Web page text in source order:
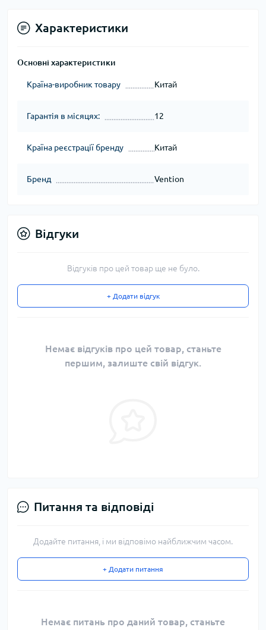
Характеристики
Основні характеристики
Країна-виробник товару Китай
Гарантія в місяцях: 12
Країна реєстрації бренду Китай
Бренд Vention
Відгуки
Відгуків про цей товар ще не було.
+ Додати відгук
Немає відгуків про цей товар, станьте
першим, залиште свій відгук.
Питання та відповіді
Додайте питання, і ми відповімо найближчим часом.
+ Додати питання
Немає питань про даний товар, станьте